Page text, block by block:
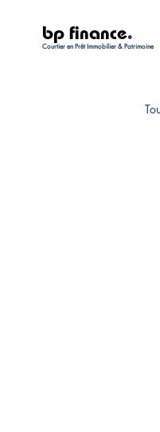
bp finance.
Courtier en Prêt Immobilier & Patrimoine